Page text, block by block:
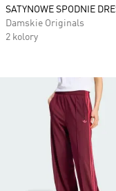
SATYNOWE SPODNIE
Damskie Originals
2 kolory